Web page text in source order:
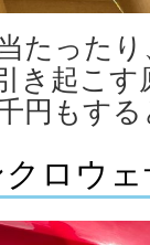
たった
き起こ
円もす
ロウ